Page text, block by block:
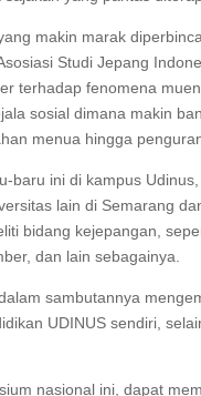
makin marak
Studi Jepang
terhadap fenomena
sosial dimana makin
menua hingga
baru ini di kampus
lain di Semarang
bidang kejepangan,
dan lain sebagainya.
sambutannya
UDINUS sendiri,
nasional ini, dapat